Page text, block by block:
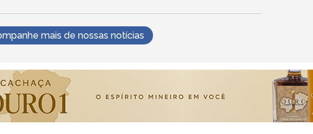
mais de nossas notícias